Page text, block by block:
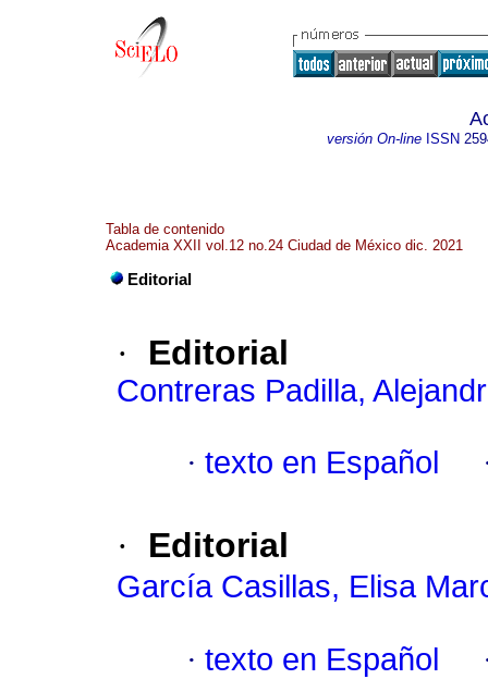
versión On-lineISSN
Tabla de contenido
Academia XXII vol.12 no.24 Ciudad de México dic. 2021
Editorial
· Editorial
Contreras Padilla,
· texto en Español
· Editorial
García Casillas, Elisa
· texto en Español